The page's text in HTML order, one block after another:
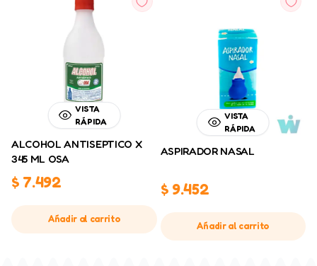
VISTA
RÁPIDA
ALCOHOL ANTISEPTICO X
345 ML OSA
$ 7.492
Añadir al carrito
VISTA
RÁPIDA
ASPIRADOR NASAL
$ 9.452
Añadir al carrito